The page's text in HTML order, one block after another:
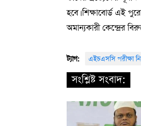
হবে। শিক্ষাবোর্ড এই
অমান্যকারী কেন্দ্রের
ট্যাগ: এইচএসসি পরীক্ষা
সংশ্লিষ্ট সংবাদ: